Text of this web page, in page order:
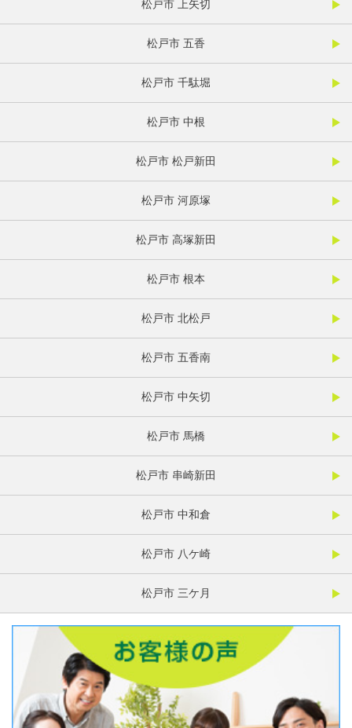
松戸市 上矢切
松戸市 五香
松戸市 千駄堀
松戸市 中根
松戸市 松戸新田
松戸市 河原塚
松戸市 高塚新田
松戸市 根本
松戸市 北松戸
松戸市 五香南
松戸市 中矢切
松戸市 馬橋
松戸市 串崎新田
松戸市 中和倉
松戸市 八ケ崎
松戸市 三ケ月